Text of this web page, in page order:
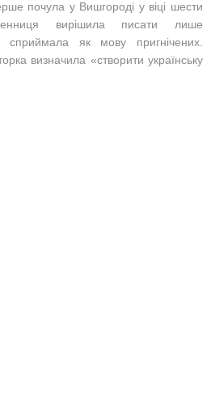
почула у Вишгороді у віці шести
вирішила писати лише
сприймала як мову пригнічених.
визначила «створити українську